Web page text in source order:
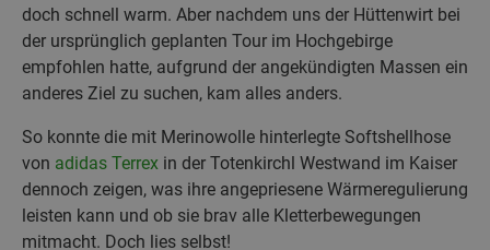
doch schnell warm. Aber nachdem uns der Hüttenwirt bei
der ursprünglich geplanten Tour im Hochgebirge
empfohlen hatte, aufgrund der angekündigten Massen ein
anderes Ziel zu suchen, kam alles anders.
So konnte die mit Merinowolle hinterlegte Softshellhose
von adidas Terrex in der Totenkirchl Westwand im Kaiser
dennoch zeigen, was ihre angepriesene Wärmeregulierung
leisten kann und ob sie brav alle Kletterbewegungen
mitmacht. Doch lies selbst!